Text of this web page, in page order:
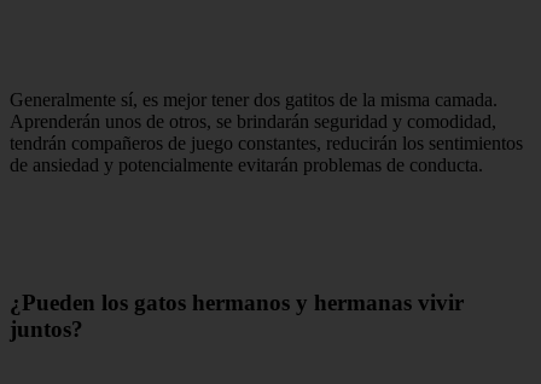
Generalmente sí, es mejor tener dos gatitos de la misma camada.
Aprenderán unos de otros, se brindarán seguridad y comodidad,
tendrán compañeros de juego constantes, reducirán los sentimientos
de ansiedad y potencialmente evitarán problemas de conducta.
¿Pueden los gatos hermanos y hermanas vivir
juntos?